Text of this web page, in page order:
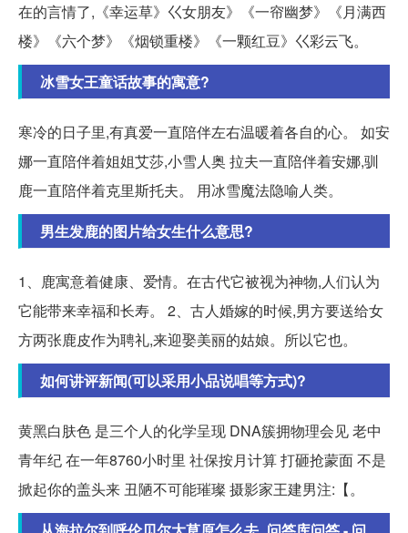
在的言情了,《幸运草》巜女朋友》《一帘幽梦》《月满西
楼》《六个梦》《烟锁重楼》《一颗红豆》巜彩云飞。
冰雪女王童话故事的寓意?
寒冷的日子里,有真爱一直陪伴左右温暖着各自的心。 如安
娜一直陪伴着姐姐艾莎,小雪人奥 拉夫一直陪伴着安娜,驯
鹿一直陪伴着克里斯托夫。 用冰雪魔法隐喻人类。
男生发鹿的图片给女生什么意思?
1、鹿寓意着健康、爱情。在古代它被视为神物,人们认为
它能带来幸福和长寿。 2、古人婚嫁的时候,男方要送给女
方两张鹿皮作为聘礼,来迎娶美丽的姑娘。所以它也。
如何讲评新闻(可以采用小品说唱等方式)?
黄黑白肤色 是三个人的化学呈现 DNA簇拥物理会见 老中
青年纪 在一年8760小时里 社保按月计算 打砸抢蒙面 不是
掀起你的盖头来 丑陋不可能璀璨 摄影家王建男注:【。